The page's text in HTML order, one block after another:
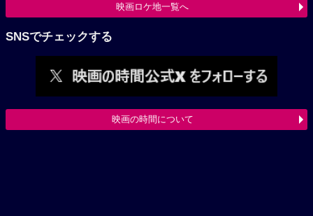
映画ロケ地一覧へ
SNSでチェックする
映画の時間について